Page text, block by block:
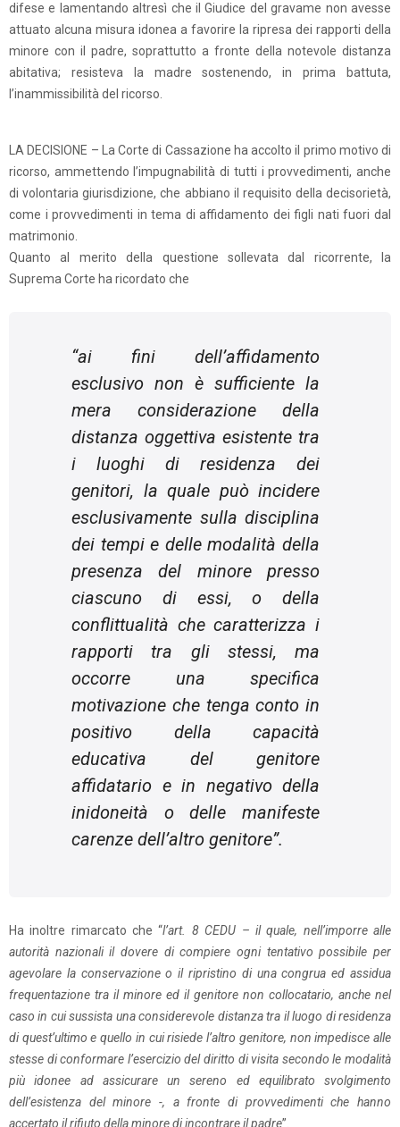
difese e lamentando altresì che il Giudice del gravame non avesse
attuato alcuna misura idonea a favorire la ripresa dei rapporti della
minore con il padre, soprattutto a fronte della notevole distanza
abitativa; resisteva la madre sostenendo, in prima battuta,
l’inammissibilità del ricorso.
LA DECISIONE – La Corte di Cassazione ha accolto il primo motivo di
ricorso, ammettendo l’impugnabilità di tutti i provvedimenti, anche
di volontaria giurisdizione, che abbiano il requisito della decisorietà,
come i provvedimenti in tema di affidamento dei figli nati fuori dal
matrimonio.
Quanto al merito della questione sollevata dal ricorrente, la
Suprema Corte ha ricordato che
“ai fini dell’affidamento
esclusivo non è sufficiente la
mera considerazione della
distanza oggettiva esistente tra
i luoghi di residenza dei
genitori, la quale può incidere
esclusivamente sulla disciplina
dei tempi e delle modalità della
presenza del minore presso
ciascuno di essi, o della
conflittualità che caratterizza i
rapporti tra gli stessi, ma
occorre una specifica
motivazione che tenga conto in
positivo della capacità
educativa del genitore
affidatario e in negativo della
inidoneità o delle manifeste
carenze dell’altro genitore”.
Ha inoltre rimarcato che “l’art. 8 CEDU – il quale, nell’imporre alle
autorità nazionali il dovere di compiere ogni tentativo possibile per
agevolare la conservazione o il ripristino di una congrua ed assidua
frequentazione tra il minore ed il genitore non collocatario, anche nel
caso in cui sussista una considerevole distanza tra il luogo di residenza
di quest’ultimo e quello in cui risiede l’altro genitore, non impedisce alle
stesse di conformare l’esercizio del diritto di visita secondo le modalità
più idonee ad assicurare un sereno ed equilibrato svolgimento
dell’esistenza del minore -, a fronte di provvedimenti che hanno
accertato il rifiuto della minore di incontrare il padre”.